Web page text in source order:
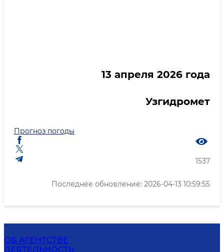
13 апреля 2026 года
Узгидромет
Прогноз погоды
1537
Последнее обновление: 2026-04-13 10:59:55
ОБ АГЕНТСТВЕ
ДЕЯТЕЛЬНОСТЬ